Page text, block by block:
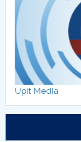
Upit Media